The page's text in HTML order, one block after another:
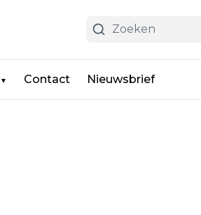
▼ Contact Nieuwsbrief